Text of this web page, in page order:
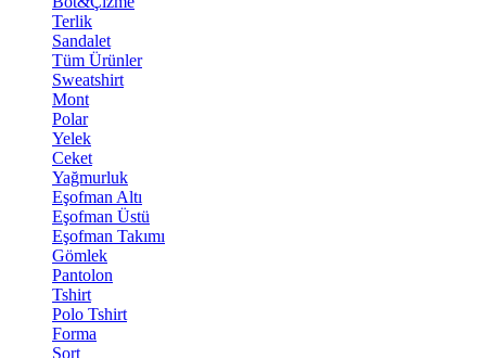
Terlik
Sandalet
Tüm Ürünler
Sweatshirt
Mont
Polar
Yelek
Ceket
Yağmurluk
Eşofman Altı
Eşofman Üstü
Eşofman Takımı
Gömlek
Pantolon
Tshirt
Polo Tshirt
Forma
Şort